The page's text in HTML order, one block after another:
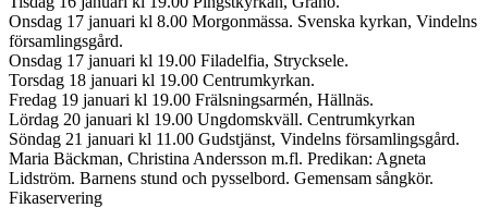
Onsdag 17 januari kl 8.00 Morgonmässa. Svenska kyrkan, Vindelns
församlingsgård.
Onsdag 17 januari kl 19.00 Filadelfia, Strycksele.
Torsdag 18 januari kl 19.00 Centrumkyrkan.
Fredag 19 januari kl 19.00 Frälsningsarmén, Hällnäs.
Lördag 20 januari kl 19.00 Ungdomskväll. Centrumkyrkan
Söndag 21 januari kl 11.00 Gudstjänst, Vindelns församlingsgård.
Maria Bäckman, Christina Andersson m.fl. Predikan: Agneta
Lidström. Barnens stund och pysselbord. Gemensam sångkör.
Fikaservering